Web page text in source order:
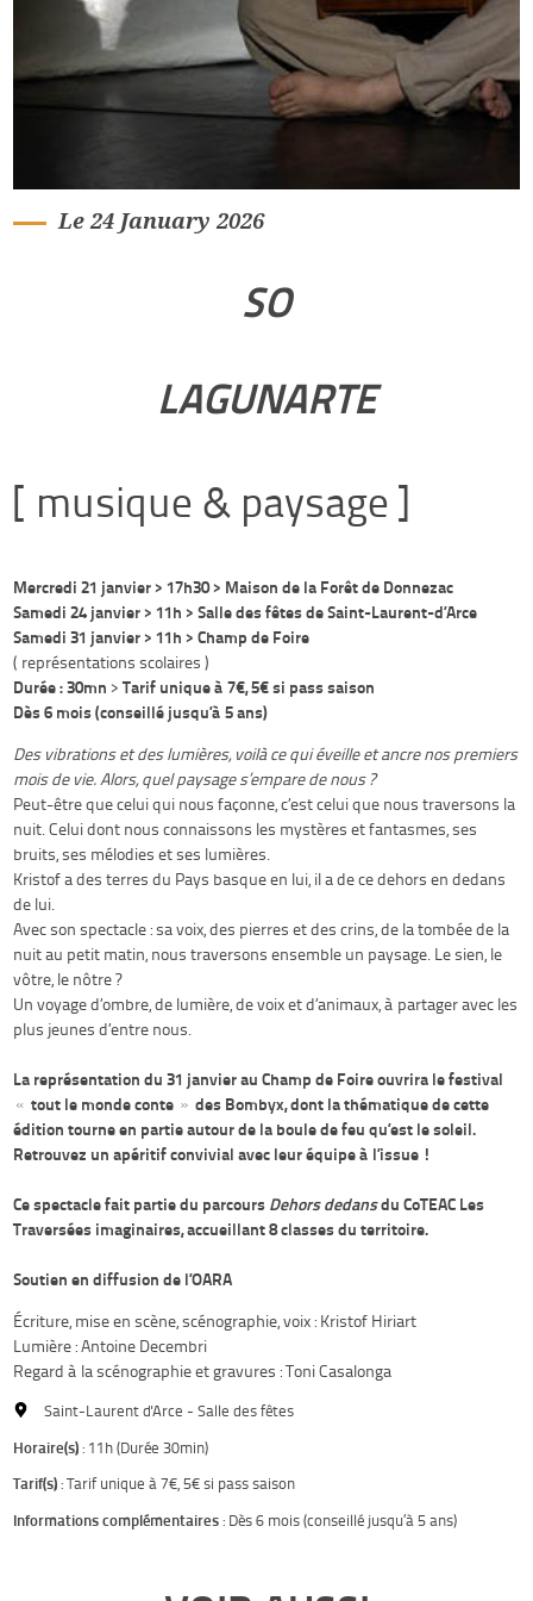
Le 24 January 2026
SO
LAGUNARTE
[ musique & paysage ]
Mercredi 21 janvier > 17h30 > Maison de la Forêt de Donnezac
Samedi 24 janvier > 11h > Salle des fêtes de Saint-Laurent-d’Arce
Samedi 31 janvier > 11h > Champ de Foire
( représentations scolaires )
Durée : 30mn >Tarif unique à 7€, 5€ si pass saison
Dès 6 mois (conseillé jusqu’à 5 ans)
Des vibrations et des lumières, voilà ce qui éveille et ancre nos premiers
mois de vie. Alors, quel paysage s’empare de nous ?
Peut-être que celui qui nous façonne, c’est celui que nous traversons la
nuit. Celui dont nous connaissons les mystères et fantasmes, ses
bruits, ses mélodies et ses lumières.
Kristof a des terres du Pays basque en lui, il a de ce dehors en dedans
de lui.
Avec son spectacle : sa voix, des pierres et des crins, de la tombée de la
nuit au petit matin, nous traversons ensemble un paysage. Le sien, le
vôtre, le nôtre ?
Un voyage d’ombre, de lumière, de voix et d’animaux, à partager avec les
plus jeunes d’entre nous.
La représentation du 31 janvier au Champ de Foire ouvrira le festival
« tout le monde conte » des Bombyx, dont la thématique de cette
édition tourne en partie autour de la boule de feu qu’est le soleil.
Retrouvez un apéritif convivial avec leur équipe à l’issue !
Ce spectacle fait partie du parcours Dehors dedansdu CoTEAC Les
Traversées imaginaires, accueillant 8 classes du territoire.
Soutien en diffusion de l’OARA
Écriture, mise en scène, scénographie, voix : Kristof Hiriart
Lumière : Antoine Decembri
Regard à la scénographie et gravures : Toni Casalonga
Saint-Laurent d'Arce - Salle des fêtes
Horaire(s) : 11h (Durée 30min)
Tarif(s) : Tarif unique à 7€, 5€ si pass saison
Informations complémentaires : Dès 6 mois (conseillé jusqu’à 5 ans)